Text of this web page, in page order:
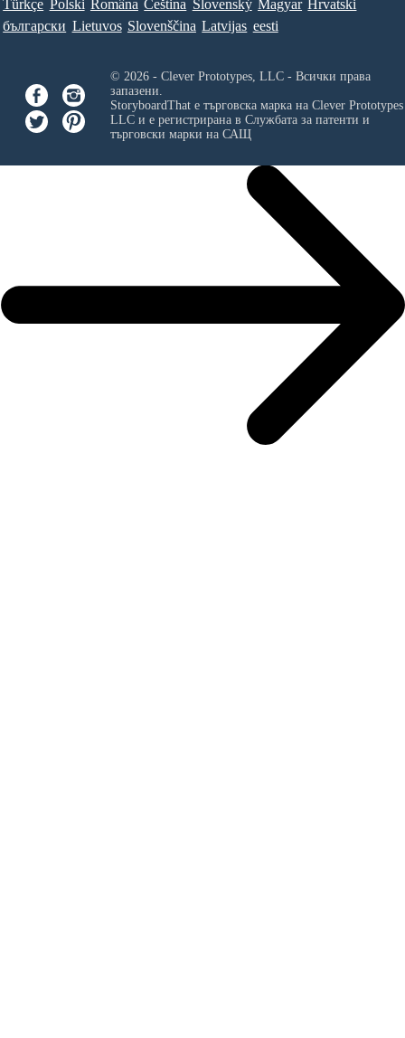
Türkçe Polski Româna Ceština Slovenský Magyar Hrvatski
български Lietuvos Slovenščina Latvijas eesti
© 2026 - Clever Prototypes, LLC - Всички права
запазени.
StoryboardThat е търговска марка на Clever
LLCи е регистрирана в Службата за патенти и
търговски марки на САЩ